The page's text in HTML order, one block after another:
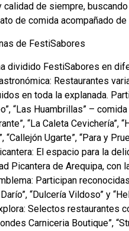
calidad de siempre,
de comida acompañado
de FestiSabores
dividido FestiSabores en
Restaurantes
en toda la explanada.
“Las Huambrillas” –
“La Caleta Cevichería”,
“Callejón Ugarte”, “Para y
El espacio para la
Picantera de Arequipa, con
Participan
“Dulcería Vildoso” y
Selectos restaurantes
Carniceria Boutique”,